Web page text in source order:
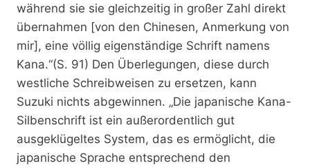
während sie sie gleichzeitig in großer Zahl direkt
übernahmen [von den Chinesen, Anmerkung von
mir], eine völlig eigenständige Schrift namens
Kana.“(S. 91) Den Überlegungen, diese durch
westliche Schreibweisen zu ersetzen, kann
Suzuki nichts abgewinnen. „Die japanische Kana-
Silbenschrift ist ein außerordentlich gut
ausgeklügeltes System, das es ermöglicht, die
japanische Sprache entsprechend den